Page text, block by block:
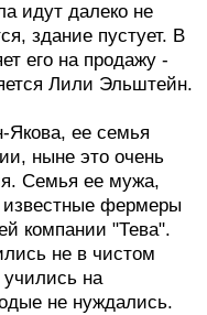
идут далеко не
здание пустует. В
его на продажу -
Лили Эльштейн.
Якова, ее семья
ныне это очень
Семья ее мужа,
фермеры
компании "Тева".
не в чистом
учились на
не нуждались.